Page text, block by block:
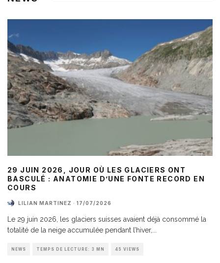
29 JUIN 2026, JOUR OÙ LES GLACIERS ONT
BASCULÉ : ANATOMIE D’UNE FONTE RECORD EN
COURS
LILIAN MARTINEZ · 17/07/2026
Le 29 juin 2026, les glaciers suisses avaient déjà consommé la
totalité de la neige accumulée pendant l’hiver,
NEWS TEMPS DE LECTURE: 3 MN 45 VIEWS